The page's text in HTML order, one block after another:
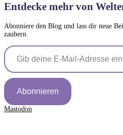
Entdecke mehr von
Abonniere den Blog und lass dir neue
zaubern.
Gib deine E-Mail-Adresse ein ...
Abonnieren
Mastodon